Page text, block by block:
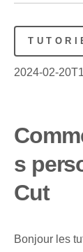
2024-02-
s
Cut
Bonjour les